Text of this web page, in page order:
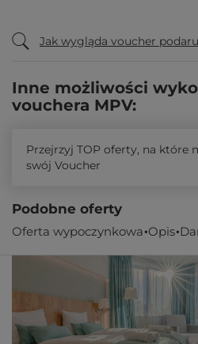
Jak wygląda voucher
Oferta wypoczynkowa Opis
Inne możliwości
vouchera MPV:
Przejrzyj TOP oferty, na które
swój Voucher
Podobne oferty